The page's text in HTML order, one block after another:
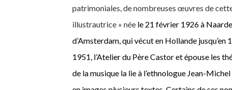
patrimoniales, de nombreuses œuvres de
illustrautrice » née le 21 février 1926à
d’Amsterdam,qui vécut en Hollande jusqu’en
1951, l’Atelier du Père Castor etépouse les
de la musique la lie à l’ethnologue Jean-